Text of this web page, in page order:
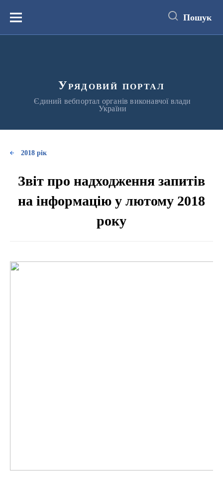
вмістуМеню Пошук
Урядовий портал
Єдиний вебпортал органів виконавчої влади
України
2018 рік
Звіт про надходження запитів
на інформацію у лютому 2018
року